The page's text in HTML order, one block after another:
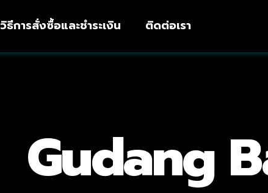
วิธีการสั่งซื้อและชำระเงิน ติดต่อเรา
Gudang